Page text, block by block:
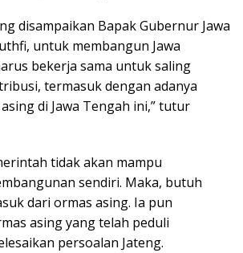
disampaikan Bapak Gubernur Jawa
untuk membangun Jawa
bekerja sama untuk saling
termasuk dengan adanya
di Jawa Tengah ini,” tutur
tidak akan mampu
sendiri. Maka, butuh
dari ormas asing. Ia pun
asing yang telah peduli
persoalan Jateng.